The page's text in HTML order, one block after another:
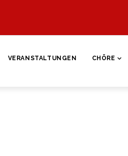
VERANSTALTUNGEN CHÖRE